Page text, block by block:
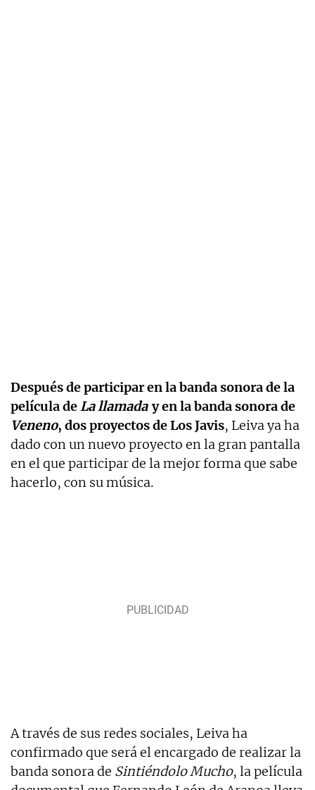
Después de participar en la banda sonora de la
película deLa llamada y en la banda sonora de
Veneno, dos proyectos de Los Javis, Leiva ya ha
dado con un nuevo proyecto en la gran pantalla
en el que participar de la mejor forma que sabe
hacerlo, con su música.
A través de sus redes sociales, Leiva ha
confirmado que será el encargado de realizar la
banda sonora de Sintiéndolo Mucho, la película